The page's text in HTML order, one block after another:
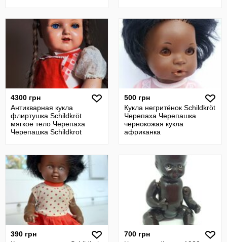
4300 грн
Антикварная кукла
флиртушка Schildkröt
мягкое тело Черепаха
Черепашка Schildkrot
500 грн
Кукла негритёнок Schildkröt
Черепаха Черепашка
чернокожая кукла
африканка
390 грн
700 грн